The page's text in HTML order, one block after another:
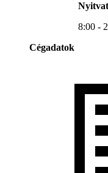
8:00 -
Cégadatok